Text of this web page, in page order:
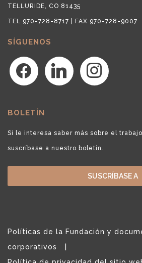
TELLURIDE, CO 81435
TEL 970-728-8717 | FAX 970-728-9007
SÍGUENOS
facebook linkedin instagram
BOLETÍN
Si le interesa saber más sobre el
suscríbase a nuestro boletín.
SUSCRÍBASE A
Políticas de la Fundación y
corporativos